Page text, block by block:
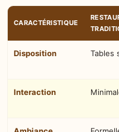
CARACTÉRISTIQUE
Disposition Tables
Interaction